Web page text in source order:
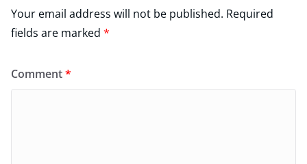
Your email address will not be published. Required
fields are marked *
Comment*